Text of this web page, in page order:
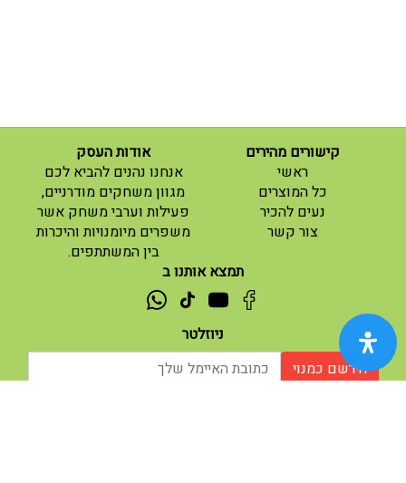
קישורים מהירים
ראשי
(current)
כל המוצרים
נעים להכיר
צור קשר
(current)
אודות העסק
אנחנו נהנים להביא לכם
מגוון משחקים מודרניים,
פעילות וערבי משחק אשר
משפרים מיומנויות והיכרות
בין המשתתפים.
תמצא אותנו ב
ניוזלטר
הירשם כמנוי